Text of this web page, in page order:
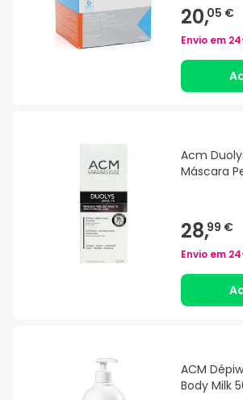
20,05 €
Envio em
Acm
Máscara
28,99 €
Envio em
ACM
Body Milk